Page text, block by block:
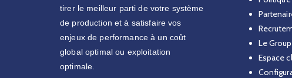
tirer le meilleur parti de votre système
de production et à satisfaire vos
enjeux de performance à un coût
global optimal ou exploitation
optimale.
Le
Espace